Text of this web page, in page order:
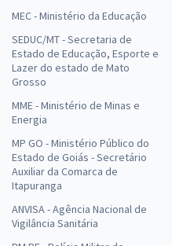
MEC - Ministério da Educação
SEDUC/MT - Secretaria de
Estado de Educação, Esporte e
Lazer do estado de Mato
Grosso
MME - Ministério de Minas e
Energia
MP GO - Ministério Público do
Estado de Goiás - Secretário
Auxiliar da Comarca de
Itapuranga
ANVISA - Agência Nacional de
Vigilância Sanitária